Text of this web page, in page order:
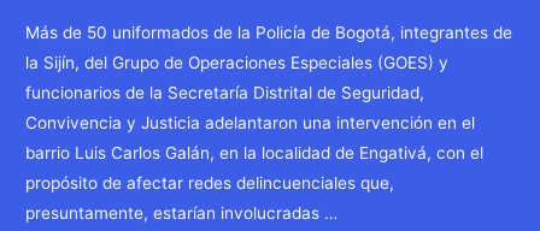
Más de 50 uniformados de la Policía de Bogotá, integrantes de
la Sijín, del Grupo de Operaciones Especiales (GOES) y
funcionarios de la Secretaría Distrital de Seguridad,
Convivencia y Justicia adelantaron una intervención en el
barrio Luis Carlos Galán, en la localidad de Engativá, con el
propósito de afectar redes delincuenciales que,
presuntamente, estarían involucradas …